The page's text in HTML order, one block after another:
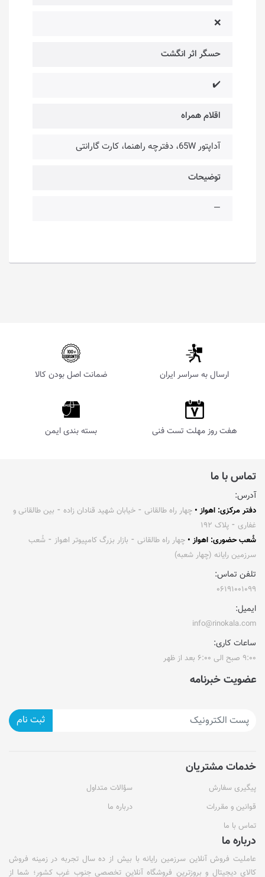
❌
حسگر اثر انگشت
✔️
اقلام همراه
آداپتور 65W، دفترچه راهنما، کارت گارانتی
توضیحات
—
ارسال به سراسر ایران ضمانت اصل بودن کالا
هفت روز مهلت تست فنی بسته بندی ایمن
تماس با ما
آدرس:
دفتر مرکزی: اهواز • چهار راه طالقانی ⁃ خیابان شهید قنادان زاده ⁃ بین طالقانی و
غفاری ⁃ پلاک ۱۹۲
شُعب حضوری: اهواز • چهار راه طالقانی ⁃ بازار بزرگ کامپیوتر اهواز ⁃ شُعب
سرزمین رایانه (چهار شعبه)
تلفن تماس:
۰۶۱۹۱۰۰۱۰۹۹
ایمیل:
info@rinokala.com
ساعات کاری:
۹:۰۰ صبح الی ۶:۰۰ بعد از ظهر
عضویت خبرنامه
ثبت نام
خدمات مشتریان
پیگیری سفارش
سؤالات متداول
قوانین و مقررات
درباره ما
تماس با ما
درباره ما
عاملیت فروش آنلاین سرزمین رایانه با بیش از ده سال تجربه در زمینه فروش
کالای دیجیتال و بروزترین فروشگاه آنلاین تخصصی جنوب غرب کشور؛ شما از